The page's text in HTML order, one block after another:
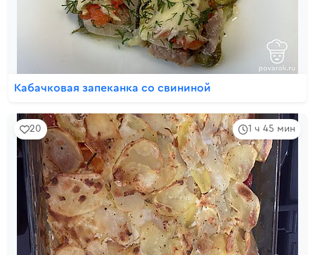
Кабачковая запеканка со свининой
1 ч 45 мин
20